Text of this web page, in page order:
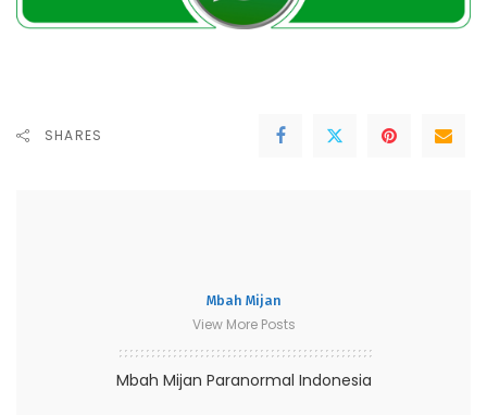
SHARES
Mbah Mijan
View More Posts
Mbah Mijan Paranormal Indonesia